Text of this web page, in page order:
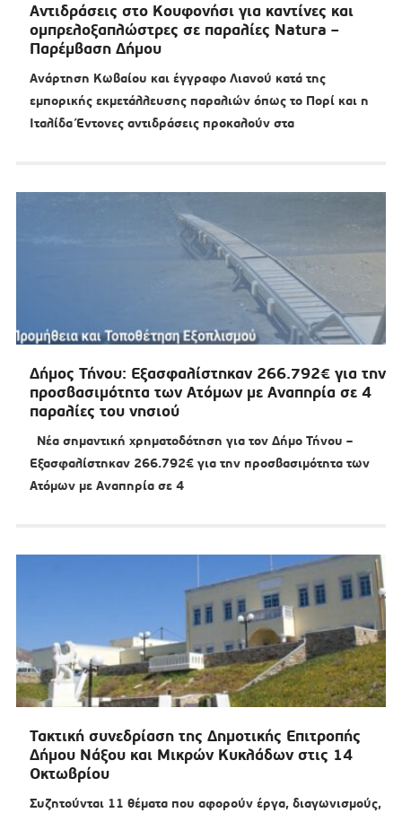
Αντιδράσεις στο Κουφονήσι για καντίνες και
ομπρελοξαπλώστρες σε παραλίες Natura –
Παρέμβαση Δήμου
Ανάρτηση Κωβαίου και έγγραφο Λιανού κατά της
εμπορικής εκμετάλλευσης παραλιών όπως το Πορί και η
Ιταλίδα Έντονες αντιδράσεις προκαλούν στα
Δήμος Τήνου: Εξασφαλίστηκαν 266.792€ για την
προσβασιμότητα των Ατόμων με Αναπηρία σε 4
παραλίες του νησιού
Νέα σημαντική χρηματοδότηση για τον Δήμο Τήνου –
Εξασφαλίστηκαν 266.792€ για την προσβασιμότητα των
Ατόμων με Αναπηρία σε 4
Τακτική συνεδρίαση της Δημοτικής Επιτροπής
Δήμου Νάξου και Μικρών Κυκλάδων στις 14
Οκτωβρίου
Συζητούνται 11 θέματα που αφορούν έργα, διαγωνισμούς,